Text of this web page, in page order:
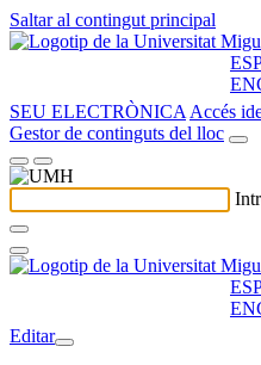
Saltar al contingut principal
SEU ELECTRÒNICA Accés
Gestor de continguts del lloc
Editar